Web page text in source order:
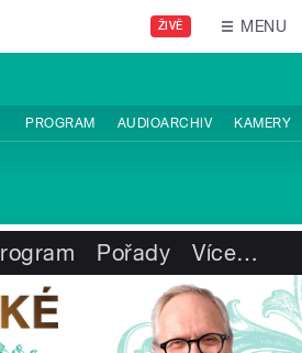
ŽIVĚ MENU
PROGRAM AUDIOARCHIV KAMERY
Pořady Více…